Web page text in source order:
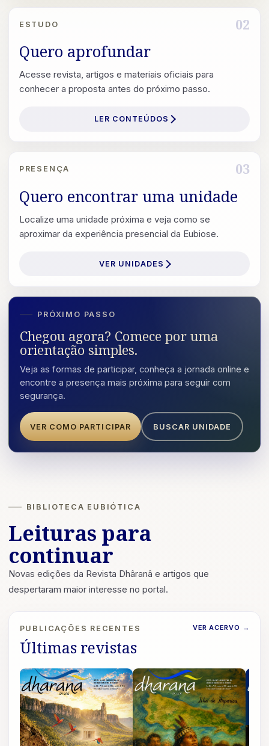
ESTUDO 02
Quero aprofundar
Acesse revista, artigos e materiais oficiais para
conhecer a proposta antes do próximo passo.
LER CONTEÚDOS
PRESENÇA 03
Quero encontrar uma unidade
Localize uma unidade próxima e veja como se
aproximar da experiência presencial da Eubiose.
VER UNIDADES
PRÓXIMO PASSO
Chegou agora? Comece por uma
orientação simples.
Veja as formas de participar, conheça a jornada online e
encontre a presença mais próxima para seguir com
segurança.
VER COMO PARTICIPAR BUSCAR UNIDADE
BIBLIOTECA EUBIÓTICA
Leituras para
continuar
Novas edições da Revista Dhâranâ e artigos que
despertaram maior interesse no portal.
PUBLICAÇÕES RECENTES
Últimas revistas
VER ACERVO →